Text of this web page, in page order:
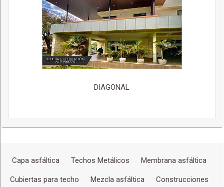
DIAGONAL
Capa asfáltica Techos Metálicos Membrana asfáltica
Cubiertas para techo Mezcla asfáltica Construcciones